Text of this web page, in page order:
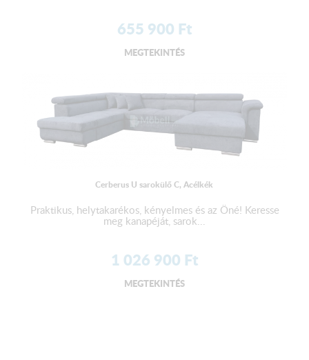
655 900 Ft
MEGTEKINTÉS
Cerberus U sarokülő C, Acélkék
Praktikus, helytakarékos, kényelmes és az Öné! Keresse
meg kanapéját, sarok...
1 026 900 Ft
MEGTEKINTÉS